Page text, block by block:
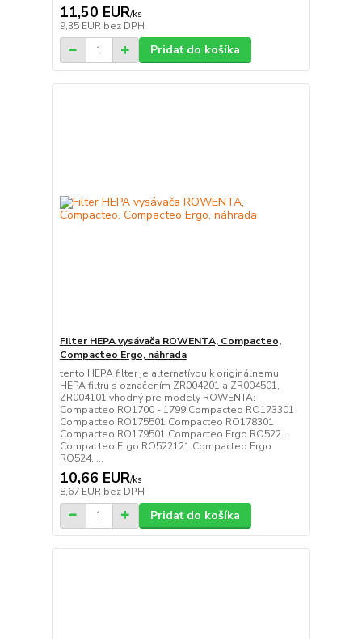
11,50 EUR/ks
9,35 EUR bez DPH
Pridať do košíka
Filter HEPA vysávača ROWENTA, Compacteo,
Compacteo Ergo, náhrada
tento HEPA filter je alternatívou k originálnemu
HEPA filtru s označením ZR004201 a ZR004501,
ZR004101 vhodný pre modely ROWENTA:
Compacteo RO1700 - 1799 Compacteo RO173301
Compacteo RO175501 Compacteo RO178301
Compacteo RO179501 Compacteo Ergo RO522...
Compacteo Ergo RO522121 Compacteo Ergo
RO524.....
10,66 EUR/ks
8,67 EUR bez DPH
Pridať do košíka